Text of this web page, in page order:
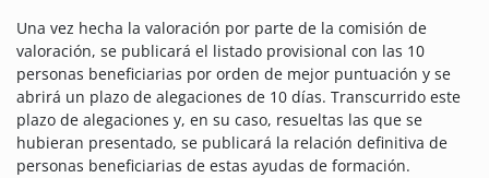
Una vez hecha la valoración por parte de la comisión de
valoración, se publicará el listado provisional con las 10
personas beneficiarias por orden de mejor puntuación y se
abrirá un plazo de alegaciones de 10 días. Transcurrido este
plazo de alegaciones y, en su caso, resueltas las que se
hubieran presentado, se publicará la relación definitiva de
personas beneficiarias de estas ayudas de formación.